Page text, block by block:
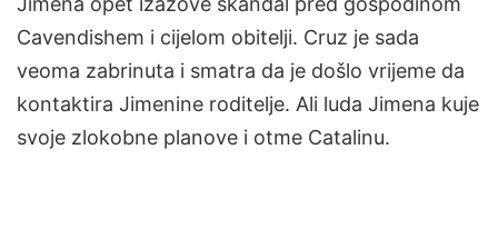
Cavendishem i cijelom obitelji. Cruz je sada
veoma zabrinuta i smatra da je došlo vrijeme da
kontaktira Jimenine roditelje. Ali luda Jimena kuje
svoje zlokobne planove i otme Catalinu.